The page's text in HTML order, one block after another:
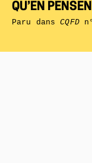
QU’EN
Paru dansCQFD